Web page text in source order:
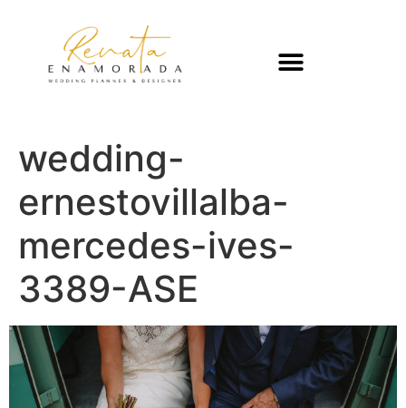
wedding-
ernestovillalba-
mercedes-ives-
3389-ASE